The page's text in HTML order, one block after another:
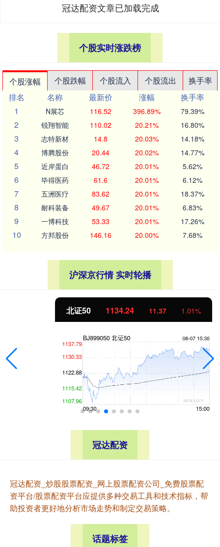
冠达配资文章已加载完成
个股实时涨跌榜
个股涨幅 个股跌幅 个股流入 个股流出
换手率
排名
名称 最新价 涨幅
换手率
1
N展芯 116.52 396.89% 79.39%
2 锐翔智能 110.02 20.21% 16.80%
3 志特新材 14.8 20.03% 14.18%
4 博腾股份 20.44 20.02% 14.77%
5 近岸蛋白 46.72 20.01% 5.62%
6 毕得医药 61.6 20.01% 6.12%
7 五洲医疗 83.62 20.01% 18.37%
8 耐科装备 49.67 20.01% 6.83%
9 一博科技 53.33 20.01% 17.26%
10 方邦股份 146.16 20.00% 7.68%
沪深京行情 实时轮播
北证50 1134.24 11.37 1.01%
冠达配资
冠达配资_炒股股票配资_网上股票配资公司_免费股票配
资平台/股票配资平台应提供多种交易工具和技术指标，帮
助投资者更好地分析市场走势和制定交易策略。
话题标签